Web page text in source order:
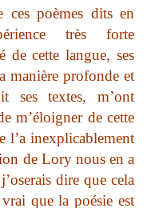
ces poèmes dits en
très forte
de cette langue, ses
manière profonde et
ses textes, m’ont
m’éloigner de cette
l’a inexplicablement
de Lory nous en a
dire que cela
que la poésie est